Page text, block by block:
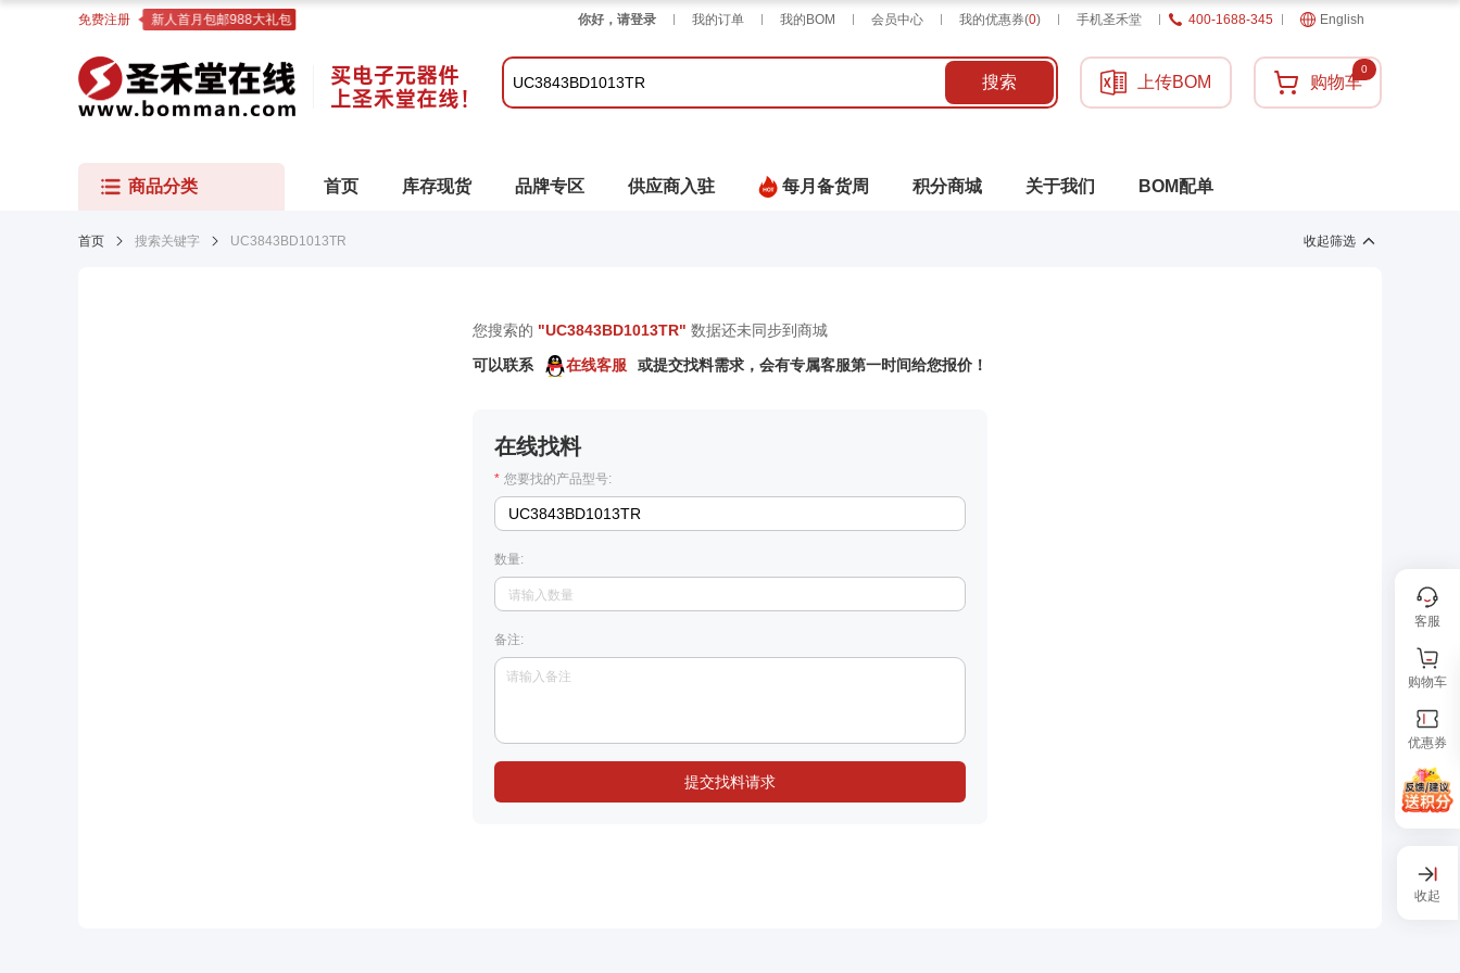
免费注册 新人首月包邮988大礼包 你好，请登录 我的订单 我的BOM 会员中心 我的优惠券(0) 手机圣禾堂 400-1688-345 English
搜索 上传BOM 购物车
0
商品分类 首页 库存现货 品牌专区 供应商入驻 每月备货周 积分商城 关于我们 BOM配单
首页 搜索关键字 UC3843BD1013TR 收起筛选
您搜索的 "UC3843BD1013TR" 数据还未同步到商城
可以联系
在线客服 或提交找料需求，会有专属客服第一时间给您报价！
在线找料
* 您要找的产品型号:
数量:
备注:
提交找料请求
客服
购物车
优惠券
收起